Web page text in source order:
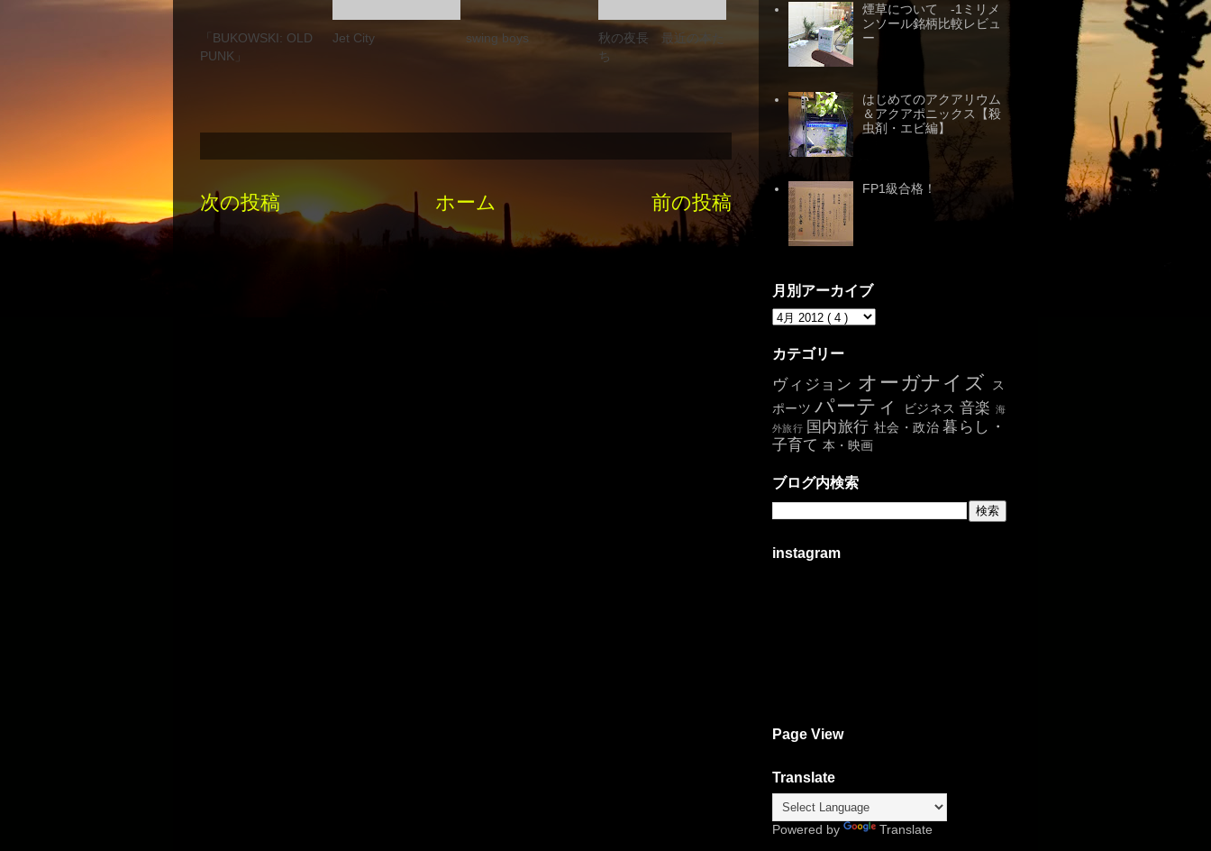
「BUKOWSKI: OLD
PUNK」
Jet City swing boys
秋の夜長 最近の本た
ち
次の投稿 前の投稿
ホーム
煙草について -1ミリメ
ンソール銘柄比較レビュ
ー
はじめてのアクアリウム
＆アクアポニックス【殺
虫剤・エビ編】
FP1級合格！
月別アーカイブ
カテゴリー
ヴィジョン オーガナイズ
ス
ポーツパーティ ビジネス 音楽 海
外旅行 国内旅行 社会・政治暮らし・
子育て 本・映画
ブログ内検索
instagram
Page View
Translate
Powered by Translate